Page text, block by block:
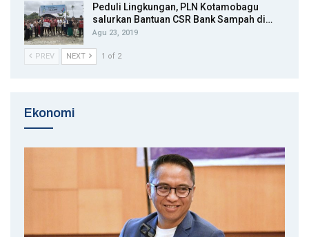
Peduli Lingkungan, PLN Kotamobagu
salurkan Bantuan CSR Bank Sampah di…
Agu 23, 2019
PREV NEXT 1 of 2
Ekonomi